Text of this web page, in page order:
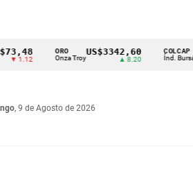
ORO
Onza Troy
US$3342,60 COLCAP
Índ. Bursátil
, 9 de Agosto de 2026